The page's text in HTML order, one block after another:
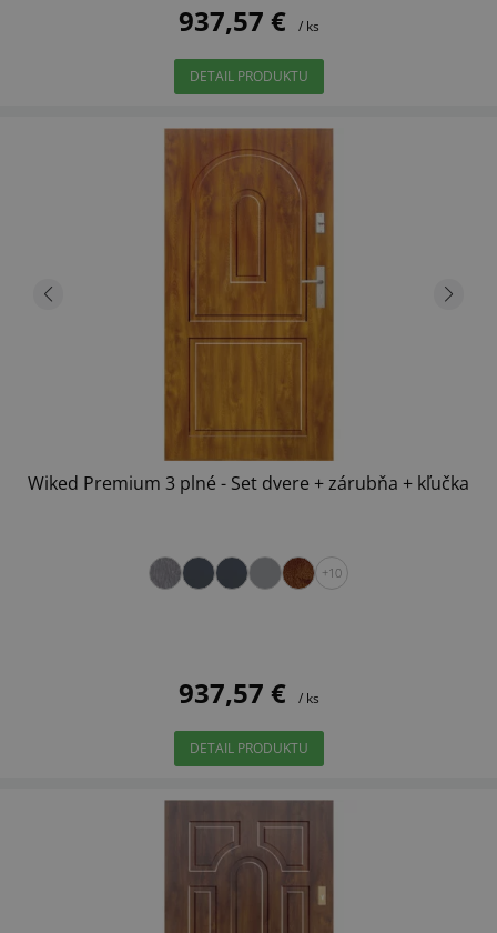
937,57 € / ks
DETAIL PRODUKTU
Wiked Premium 3 plné - Set dvere + zárubňa + kľučka
+10
937,57 € / ks
DETAIL PRODUKTU